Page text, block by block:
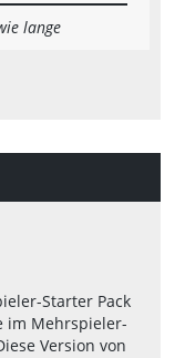
lange
Starter Pack
im Mehrspieler-
Version von